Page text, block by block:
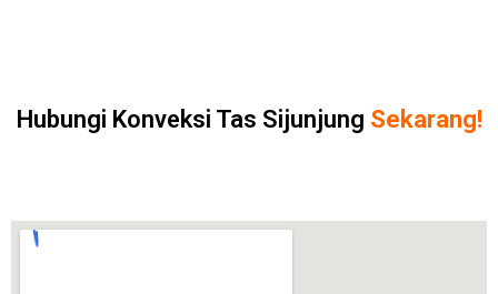
Hubungi Konveksi Tas Sijunjung Sekarang!